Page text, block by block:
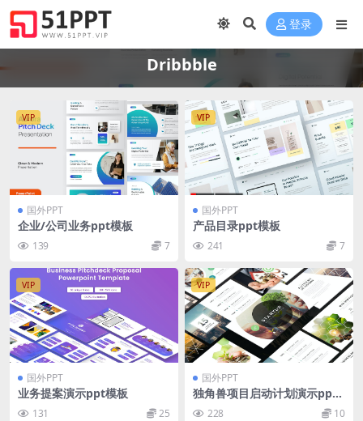
登录
Dribbble
VIP
国外PPT
企业/公司业务ppt模板
139 7
VIP
国外PPT
产品目录ppt模板
241 7
VIP
国外PPT
业务提案演示ppt模板
131 25
VIP
国外PPT
独角兽项目启动计划演示ppt
模板228 10